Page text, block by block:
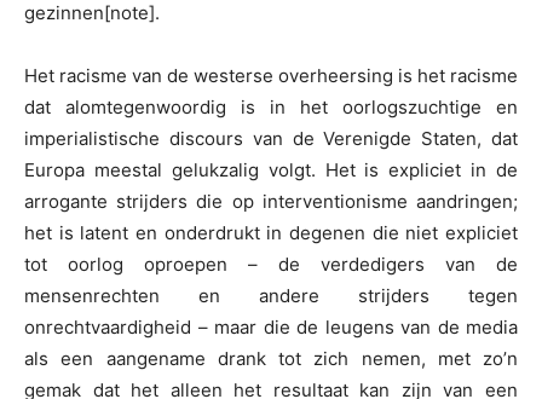
gezinnen[note].
Het racisme van de westerse overheersing is het racisme
dat alomtegenwoordig is in het oorlogszuchtige en
imperialistische discours van de Verenigde Staten, dat
Europa meestal gelukzalig volgt. Het is expliciet in de
arrogante strijders die op interventionisme aandringen;
het is latent en onderdrukt in degenen die niet expliciet
tot oorlog oproepen – de verdedigers van de
mensenrechten en andere strijders tegen
onrechtvaardigheid – maar die de leugens van de media
als een aangename drank tot zich nemen, met zo’n
gemak dat het alleen het resultaat kan zijn van een